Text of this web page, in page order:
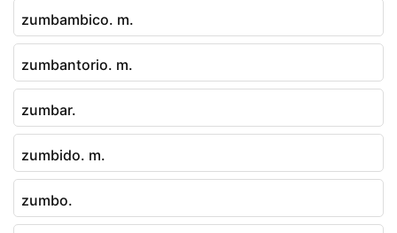
zumbambico. m.
zumbantorio. m.
zumbar.
zumbido. m.
zumbo.